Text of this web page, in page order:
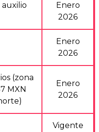
auxilio
Enero
2026
Enero
2026
(zona
MXN
Enero
2026
Vigente